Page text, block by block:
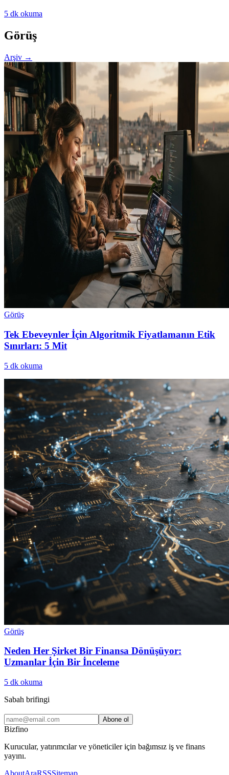
5 dk okuma
Görüş
Arşiv →
Görüş
Tek Ebeveynler İçin Algoritmik Fiyatlamanın Etik
Sınırları: 5 Mit
5 dk okuma
Görüş
Neden Her Şirket Bir Finansa Dönüşüyor:
Uzmanlar İçin Bir İnceleme
5 dk okuma
Sabah brifingi
Abone ol
Bizfino
Kurucular, yatırımcılar ve yöneticiler için bağımsız iş ve finans
yayını.
AboutAraRSSSitemap